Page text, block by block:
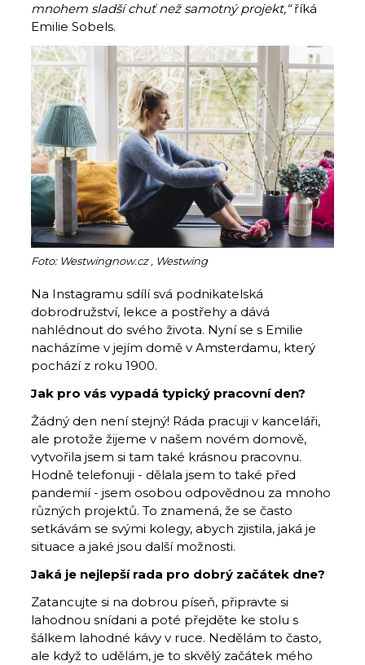
mnohem sladší chuť než samotný projekt,“říká
Emilie Sobels.
Foto: Westwingnow.cz , Westwing
Na Instagramu sdílí svá podnikatelská
dobrodružství, lekce a postřehy a dává
nahlédnout do svého života. Nyní se s Emilie
nacházíme v jejím domě v Amsterdamu, který
pochází z roku 1900.
Jak pro vás vypadá typický pracovní den?
Žádný den není stejný! Ráda pracuji v kanceláři,
ale protože žijeme v našem novém domově,
vytvořila jsem si tam také krásnou pracovnu.
Hodně telefonuji - dělala jsem to také před
pandemií - jsem osobou odpovědnou za mnoho
různých projektů. To znamená, že se často
setkávám se svými kolegy, abych zjistila, jaká je
situace a jaké jsou další možnosti.
Jaká je nejlepší rada pro dobrý začátek dne?
Zatancujte si na dobrou píseň, připravte si
lahodnou snídani a poté přejděte ke stolu s
šálkem lahodné kávy v ruce. Nedělám to často,
ale když to udělám, je to skvělý začátek mého